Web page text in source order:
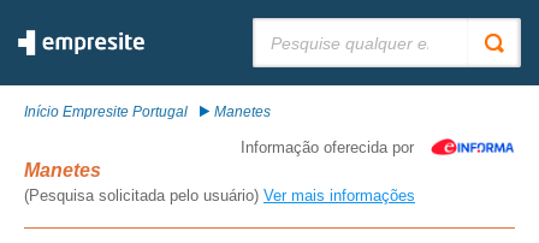
Início Empresite Portugal Manetes
Informação oferecida por
Manetes
(Pesquisa solicitada pelo usuário) Ver mais informações